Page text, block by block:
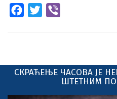
Facebook
Twitter
СКРАЋЕЊЕ ЧАСОВА ЈЕ
ШТЕТНИМ